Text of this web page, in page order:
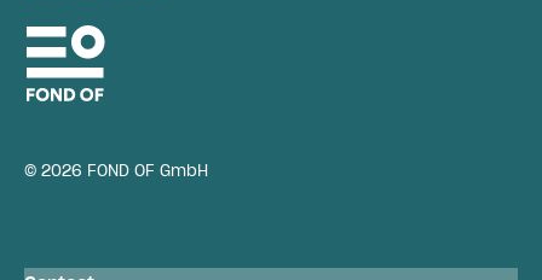
© 2026 FOND OF GmbH